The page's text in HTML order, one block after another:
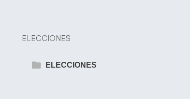
ELECCIONES
ELECCIONES